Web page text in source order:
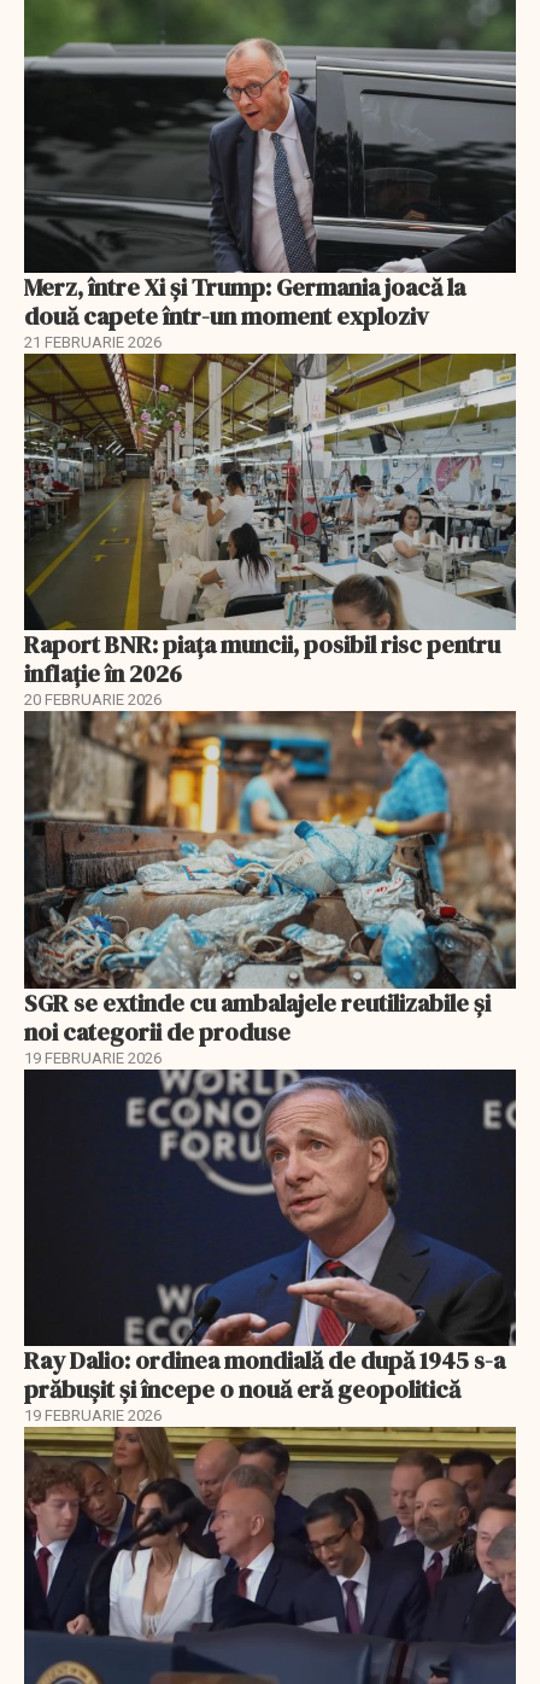
Merz, între Xi și Trump: Germania joacă la
două capete într-un moment exploziv
21 FEBRUARIE 2026
Raport BNR: piața muncii, posibil risc pentru
inflație în 2026
20 FEBRUARIE 2026
SGR se extinde cu ambalajele reutilizabile și
noi categorii de produse
19 FEBRUARIE 2026
Ray Dalio: ordinea mondială de după 1945 s-a
prăbușit și începe o nouă eră geopolitică
19 FEBRUARIE 2026